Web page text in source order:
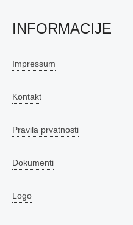
INFORMACIJE
Impressum
Kontakt
Pravila prvatnosti
Dokumenti
Logo